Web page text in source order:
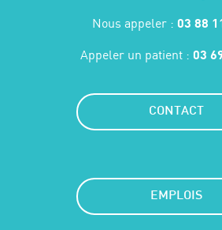
Nous appeler : 03 88
Appeler un patient : 03
CONTACT
EMPLOIS